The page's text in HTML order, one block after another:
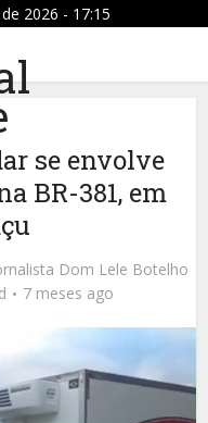
2026 - 17:15
se envolve
BR-381, em
Dom Lele Botelho
7 meses ago